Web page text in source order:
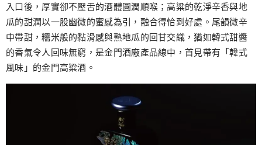
入口後，厚實卻不壓舌的酒體圓潤順喉；高粱的乾淨辛香與地
瓜的甜潤以一股幽微的蜜感為引，融合得恰到好處。尾韻微辛
中帶甜，糯米般的黏滑感與熟地瓜的回甘交織，猶如韓式甜醬
的香氣令人回味無窮，是金門酒廠產品線中，首見帶有「韓式
風味」的金門高粱酒。